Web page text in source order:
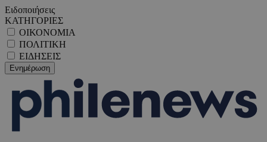
Ειδοποιήσεις
ΚΑΤΗΓΟΡΙΕΣ
ΟΙΚΟΝΟΜΙΑ
ΠΟΛΙΤΙΚΗ
ΕΙΔΗΣΕΙΣ